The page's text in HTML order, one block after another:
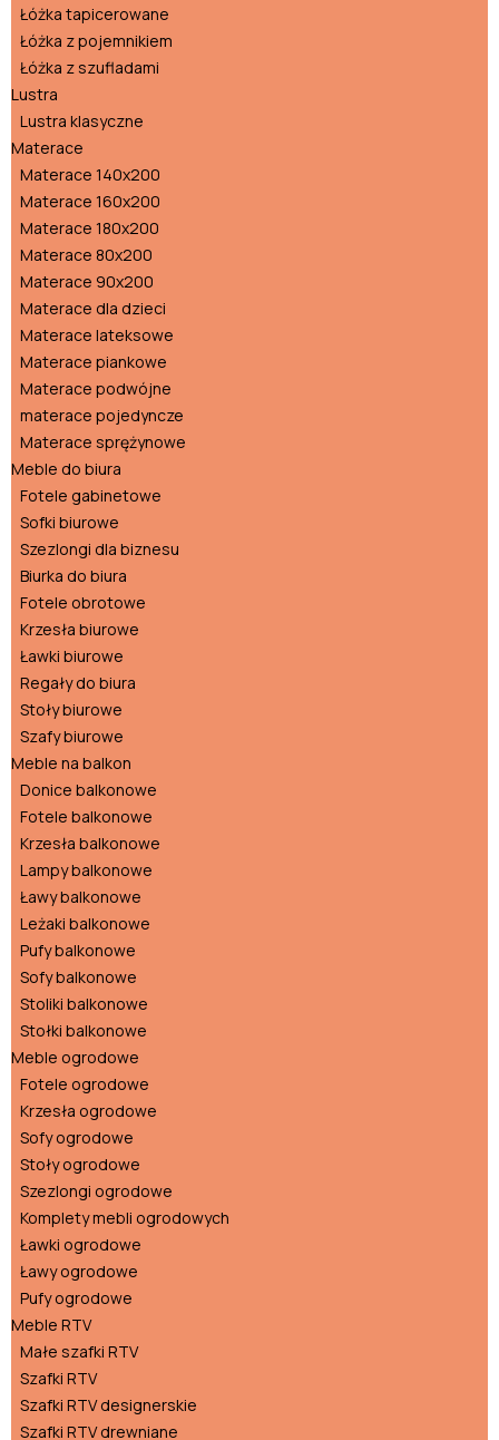
Łóżka tapicerowane
Łóżka z pojemnikiem
Łóżka z szufladami
Lustra
Lustra klasyczne
Materace
Materace 140x200
Materace 160x200
Materace 180x200
Materace 80x200
Materace 90x200
Materace dla dzieci
Materace lateksowe
Materace piankowe
Materace podwójne
materace pojedyncze
Materace sprężynowe
Meble do biura
Fotele gabinetowe
Sofki biurowe
Szezlongi dla biznesu
Biurka do biura
Fotele obrotowe
Krzesła biurowe
Ławki biurowe
Regały do biura
Stoły biurowe
Szafy biurowe
Meble na balkon
Donice balkonowe
Fotele balkonowe
Krzesła balkonowe
Lampy balkonowe
Ławy balkonowe
Leżaki balkonowe
Pufy balkonowe
Sofy balkonowe
Stoliki balkonowe
Stołki balkonowe
Meble ogrodowe
Fotele ogrodowe
Krzesła ogrodowe
Sofy ogrodowe
Stoły ogrodowe
Szezlongi ogrodowe
Komplety mebli ogrodowych
Ławki ogrodowe
Ławy ogrodowe
Pufy ogrodowe
Meble RTV
Małe szafki RTV
Szafki RTV
Szafki RTV designerskie
Szafki RTV drewniane